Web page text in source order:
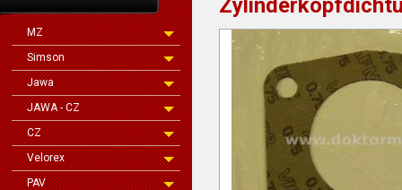
MZ
Simson
Jawa
JAWA - CZ
CZ
Velorex
PAV